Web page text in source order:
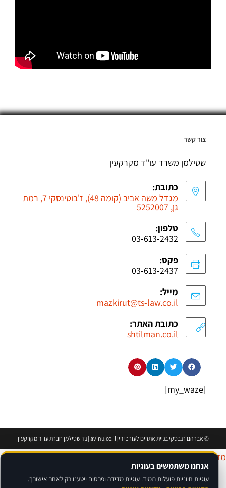
צור קשר
שטילמן משרד עו"ד מקרקעין
כתובת:
מגדל משה אביב (קומה 48), ז'בוטינסקי 7, רמת
גן, 5252007
טלפון:
03-613-2432
פקס:
03-613-2437
מייל:
mazkirut@ts-law.co.il
כתובת האתר:
shtilman.co.il
©אברהם רגבסקיבניית אתרים לעורכי דין avinu.co.il | גד שטילמן חברת עו"ד מקרקעין
אנחנו משתמשים בעוגיות
עוגיות חיוניות פועלות תמיד. עוגיות מדידה ופרסום ייטענו רק לאחר אישורך.
פרטיות